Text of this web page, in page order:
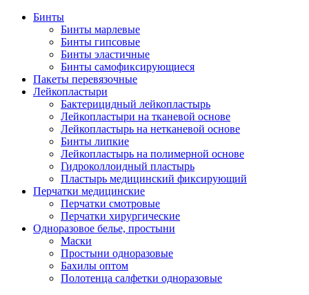
Бинты
Бинты марлевые
Бинты гипсовые
Бинты эластичные
Бинты самофиксирующиеся
Пакеты перевязочные
Лейкопластыри
Бактерицидный лейкопластырь
Лейкопластыри на тканевой основе
Лейкопластырь на нетканевой основе
Бинты липкие
Лейкопластырь на полимерной основе
Гидроколлоидный пластырь
Пластырь медицинский фиксирующий
Перчатки медицинские
Перчатки смотровые
Перчатки хирургические
Одноразовое белье, простыни
Маски
Простыни одноразовые
Бахилы оптом
Полотенца салфетки одноразовые